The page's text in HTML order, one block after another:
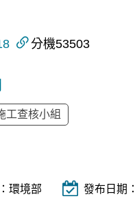
分機53503
工查核小組
環境部 發布日期：